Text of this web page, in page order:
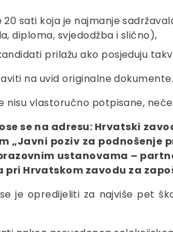
sati koja je najmanje
diploma, svjedodžba i slično),
prilažu ako posjeduju
na uvid originalne dokumente.
nisu vlastoručno potpisane,
se na adresu: Hrvatski
„Javni poziv za
ustanovama –
Hrvatskom zavodu za
je opredijeliti za najviše pet